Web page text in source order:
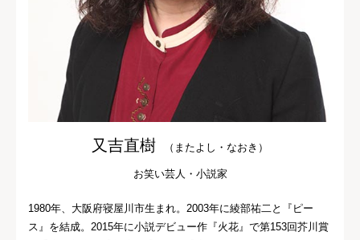
又吉直樹 （またよし・なおき）
お笑い芸人・小説家
1980年、大阪府寝屋川市生まれ。2003年に綾部祐二と『ピー
ス』を結成。2015年に小説デビュー作『火花』で第153回芥川賞